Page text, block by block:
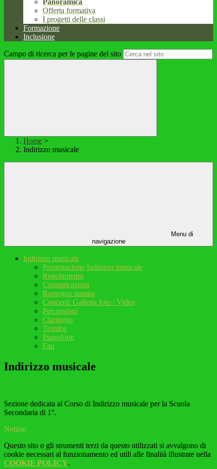
Panoramica
Offerta formativa
I progetti delle classi
Formazione
Inclusione
Campo di ricerca per le pagine del sito
Home >
Indirizzo musicale
Menu di
navigazione
Indirizzo musicale
Presentazione Indirizzo musicale
Regolamento
Comunicazioni
Rassegna stampa
Concerti: Galleria foto / Video
Percussioni
Clarinetto
Tromba
Pianoforte
Faq
Indirizzo musicale
Sezione dedicata al Corso di Indirizzo musicale per la Scuola
Secondaria di 1°.
Notizie
Questo sito o gli strumenti terzi da questo utilizzati si avvalgono di
cookie necessari al funzionamento ed utili alle finalità illustrate nella
COOKIE POLICY.